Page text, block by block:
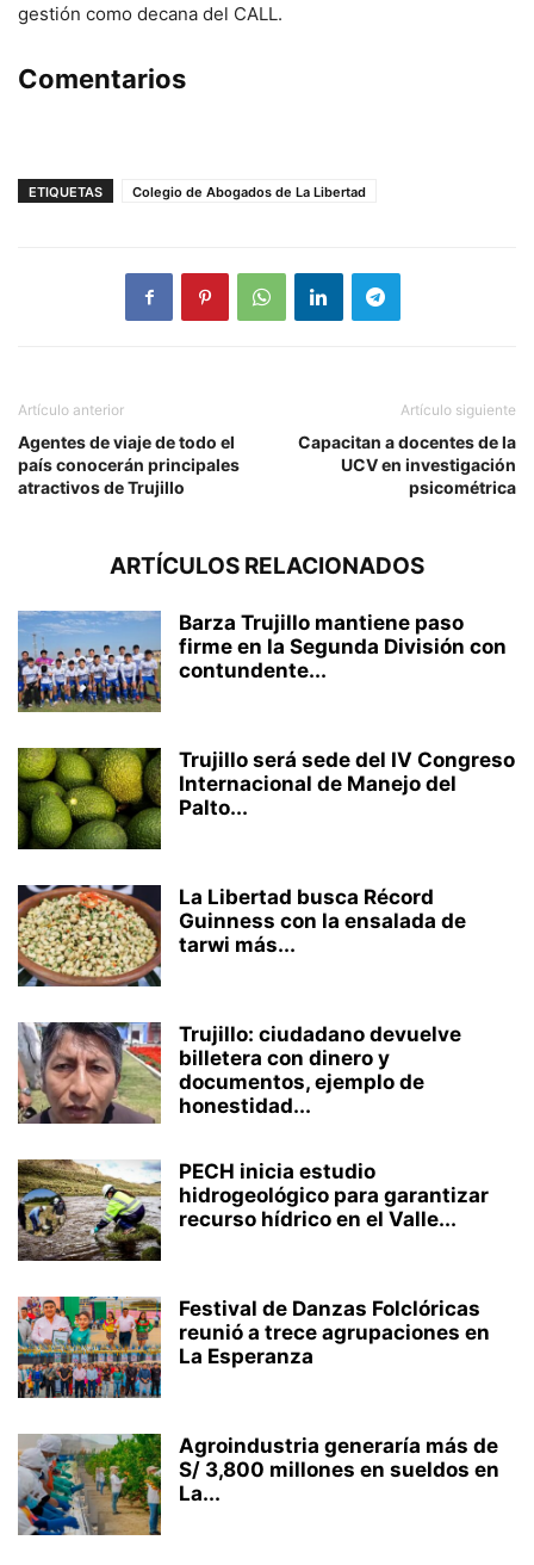
gestión como decana del CALL.
Comentarios
ETIQUETAS Colegio de Abogados de La Libertad
Artículo anterior
Agentes de viaje de todo el
país conocerán principales
atractivos de Trujillo
Artículo siguiente
Capacitan a docentes de la
UCV en investigación
psicométrica
ARTÍCULOS RELACIONADOS
Barza Trujillo mantiene paso
firme en la Segunda División con
contundente...
Trujillo será sede del IV Congreso
Internacional de Manejo del
Palto...
La Libertad busca Récord
Guinness con la ensalada de
tarwi más...
Trujillo: ciudadano devuelve
billetera con dinero y
documentos, ejemplo de
honestidad...
PECH inicia estudio
hidrogeológico para garantizar
recurso hídrico en el Valle...
Festival de Danzas Folclóricas
reunió a trece agrupaciones en
La Esperanza
Agroindustria generaría más de
S/ 3,800 millones en sueldos en
La...